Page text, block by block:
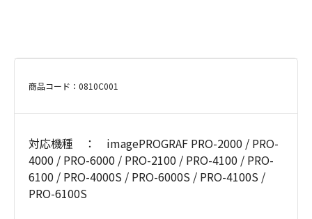
商品コード：0810C001
対応機種 ： imagePROGRAF PRO-2000 / PRO-
4000 / PRO-6000 / PRO-2100 / PRO-4100 / PRO-
6100 / PRO-4000S / PRO-6000S / PRO-4100S /
PRO-6100S